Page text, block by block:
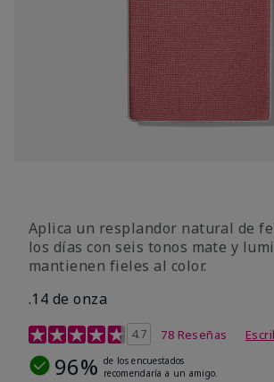
Aplica un resplandor natural de
los días con seis tonos mate y
mantienen fieles al color.
.14 de onza
Calificación de clientes de 4,3 de 5
4.7 78 Reseñas
96% de los encuestados
recomendaría a un amigo.